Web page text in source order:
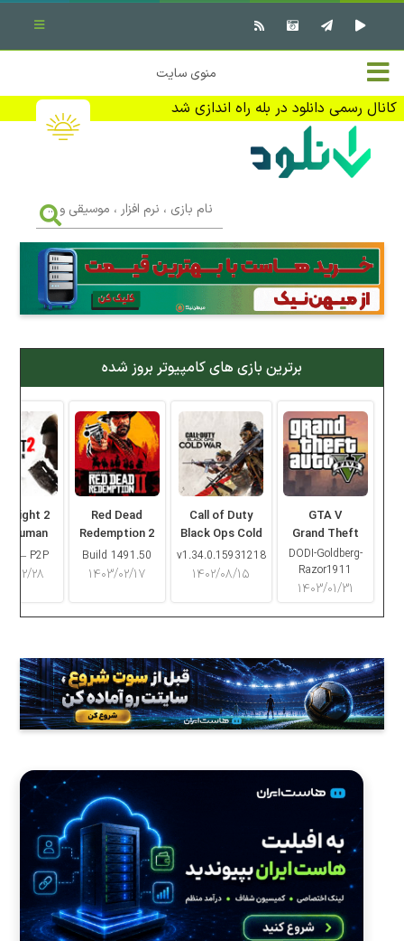
خانه
تماس با ما
تبلیغات
منوی سایت
کانال رسمی دانلود در بله راه اندازی شد
✖ بستن منو
نرم افزار کامپیوتر
بازی کامپیوتر
کتاب
جهت دریافت آخرین اخبار و اطلاعات ما را در کانال رسمی دانلود در
بله دنبال کنید (ورود)
بازی
،
نرم
افزار
،
موسیقی
...
برترین بازی های کامپیوتر بروز شده
GTA V
Grand Theft
Auto V
DODI-Goldberg-
Razor1911
۱۴۰۳/۰۱/۳۱
Call of Duty
Black Ops Cold
War
v1.34.0.15931218
۱۴۰۲/۰۸/۱۵
Red Dead
Redemption 2
Build 1491.50
۱۴۰۳/۰۲/۱۷
Light 2
Human
– P2P
۱۴۰۳/